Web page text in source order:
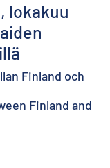
lokakuu
Finland och
Finland and